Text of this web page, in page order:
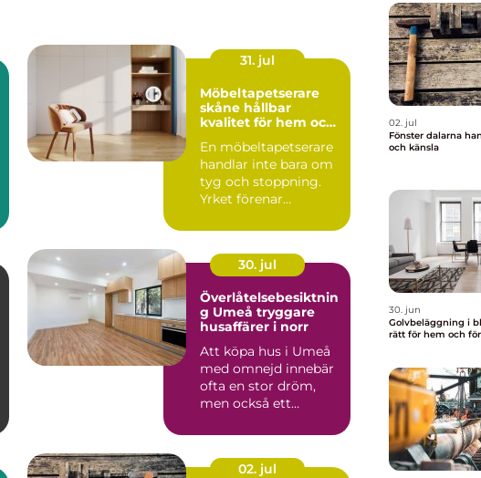
31. jul
Möbeltapetserare
skåne hållbar
kvalitet för hem och
En möbeltapetserare
handlar inte bara om
tyg och stoppning.
Yrket förenar
och h...
30. jul
Överlåtelsebesiktnin
g Umeå tryggare
husaffärer i norr
Att köpa hus i Umeå
med omnejd innebär
ofta en stor dröm,
men också ett
risktagande. Klim...
02. jul
02. jul
Fönster dalarna hantverk, hållbarhet
och känsla
30. jun
Golvbeläggning i blekinge
rätt för hem och